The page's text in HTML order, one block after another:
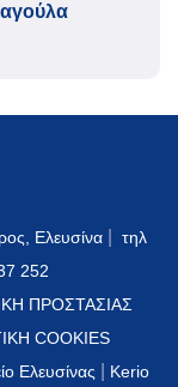
Ελευσίνα
τηλ
252
ΠΡΟΣΤΑΣΙΑΣ
COOKIES
Ελευσίνας
Kerio